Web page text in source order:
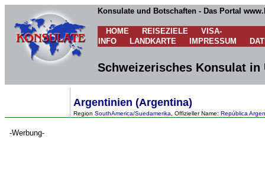
Konsulate und Botschaften - Das Portal
HOME REISEZIELE
VISA-
INFO
LANDKARTE IMPRESSUM
Schweizerisches Konsulat in
Argentinien (Argentina)
Region SouthAmerica/Suedamerika , Offizieller Name: República
-Werbung-